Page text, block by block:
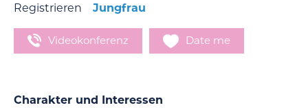
Registrieren
Jungfrau
Videokonferenz Date me
Charakter und Interessen